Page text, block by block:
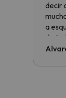
decir
a
de
al
culpa